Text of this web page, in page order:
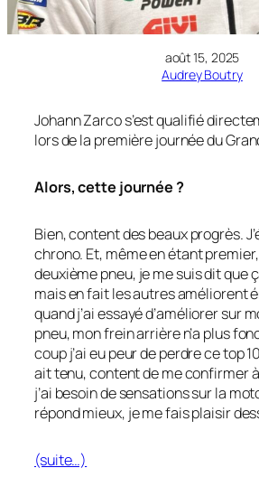
août 15, 2025
Audrey Boutry
Johann Zarco s’est qualifié
lors de la première journée du
Alors, cette journée ?
Bien, content des beaux progrès.
chrono. Et, même en étant
deuxième pneu, je me suis dit que
mais en fait les autres améliorent
quand j’ai essayé d’améliorer sur
pneu, mon frein arrière n’a plus
coup j’ai eu peur de perdre ce top
ait tenu, content de me confirmer
j’ai besoin de sensations sur la
répond mieux, je me fais plaisir
(suite…)